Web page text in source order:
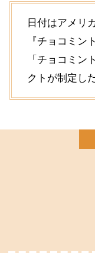
日付はアメリ
『チョコミン
「チョコミン
クトが制定し